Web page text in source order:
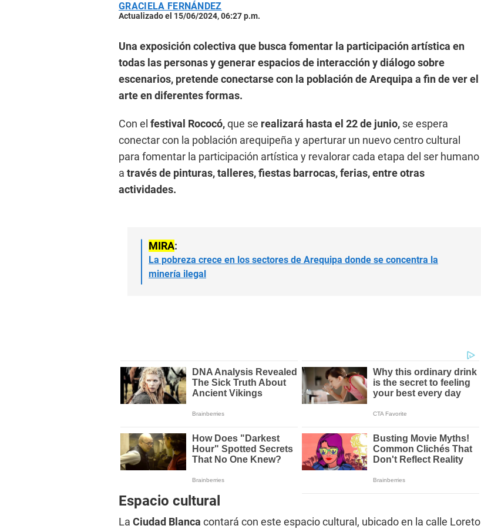
GRACIELA FERNÁNDEZ
Actualizado el 15/06/2024, 06:27 p.m.
Una exposición colectiva que busca fomentar la participación artística en
todas las personas y generar espacios de interacción y diálogo sobre
escenarios, pretende conectarse con la población de Arequipa a fin de ver el
arte en diferentes formas.
Con el festival Rococó,que se realizará hasta el 22 de junio, se espera
conectar con la población arequipeña y aperturar un nuevo centro cultural
para fomentar la participación artística y revalorar cada etapa del ser humano
a través de pinturas, talleres, fiestas barrocas, ferias, entre otras
actividades.
MIRA:
La pobreza crece en los sectores de Arequipa donde se concentra la
minería ilegal
Espacio cultural
La Ciudad Blanca contará con este espacio cultural, ubicado en la calle Loreto